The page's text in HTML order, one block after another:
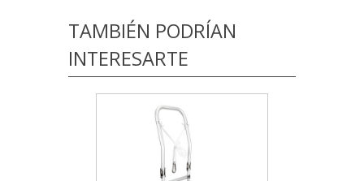
TAMBIÉN PODRÍAN
INTERESARTE